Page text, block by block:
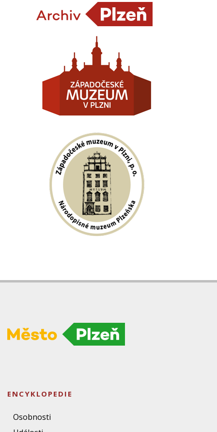
ENCYKLOPEDIE
Osobnosti